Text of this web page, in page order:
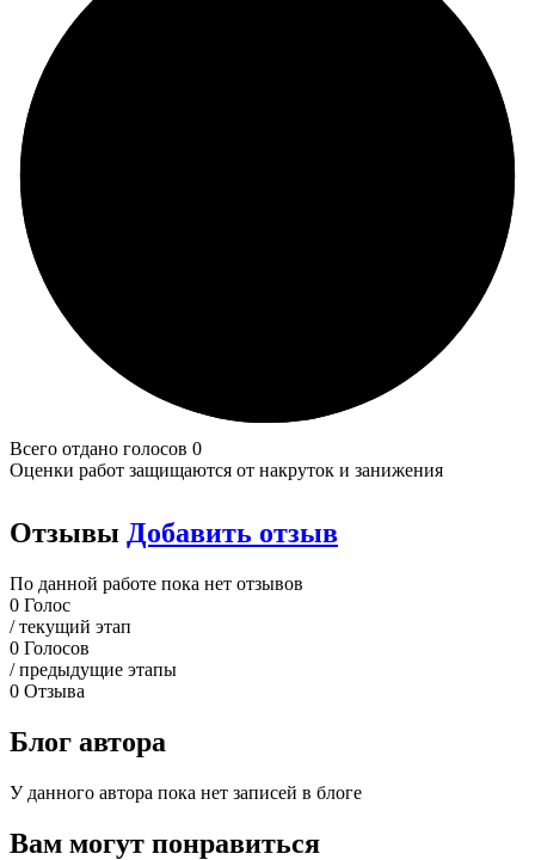
Всего отдано голосов 0
Оценки работ защищаются от накруток и занижения
Отзывы Добавить отзыв
По данной работе пока нет отзывов
0 Голос
/ текущий этап
0 Голосов
/ предыдущие этапы
0 Отзыва
Блог автора
У данного автора пока нет записей в блоге
Вам могут понравиться